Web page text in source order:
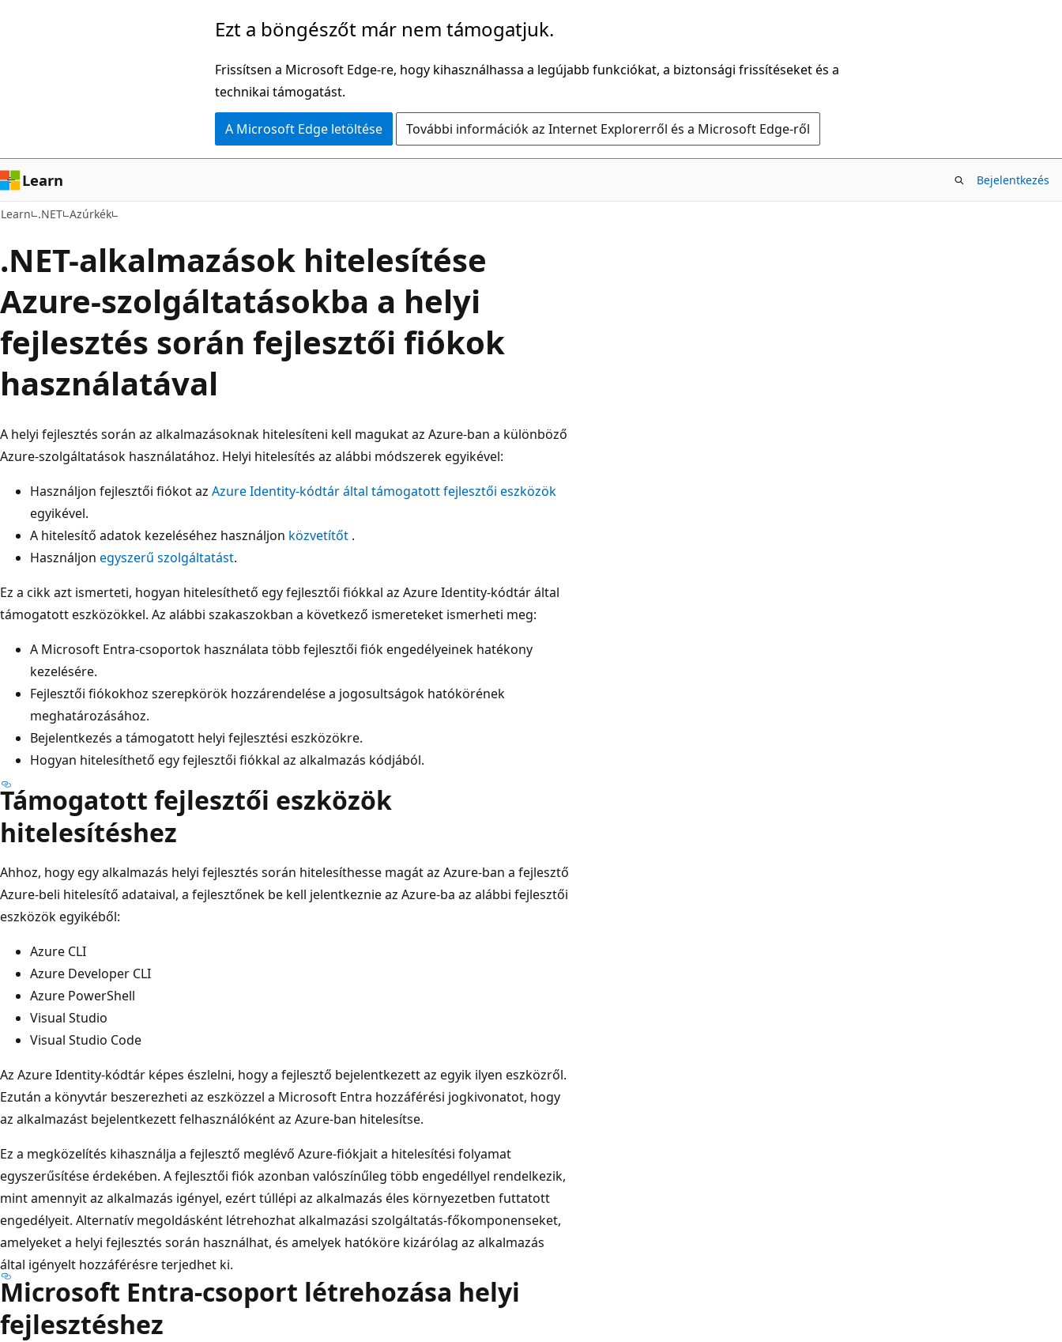
Ezt a böngészőt már nem támogatjuk.
Frissítsen a Microsoft Edge-re, hogy kihasználhassa a legújabb funkciókat, a biztonsági frissítéseket és a
technikai támogatást.
A Microsoft Edge letöltése További információk az Internet Explorerről és a Microsoft Edge-ről
Learn Bejelentkezés
Learn .NET Azúrkék
.NET-alkalmazások hitelesítése
Azure-szolgáltatásokba a helyi
fejlesztés során fejlesztői fiókok
használatával
A helyi fejlesztés során az alkalmazásoknak hitelesíteni kell magukat az Azure-ban a különböző
Azure-szolgáltatások használatához. Helyi hitelesítés az alábbi módszerek egyikével:
Használjon fejlesztői fiókot az Azure Identity-kódtár által támogatott fejlesztői eszközök
egyikével.
A hitelesítő adatok kezeléséhez használjon közvetítőt .
Használjon egyszerű szolgáltatást.
Ez a cikk azt ismerteti, hogyan hitelesíthető egy fejlesztői fiókkal az Azure Identity-kódtár által
támogatott eszközökkel. Az alábbi szakaszokban a következő ismereteket ismerheti meg:
A Microsoft Entra-csoportok használata több fejlesztői fiók engedélyeinek hatékony
kezelésére.
Fejlesztői fiókokhoz szerepkörök hozzárendelése a jogosultságok hatókörének
meghatározásához.
Bejelentkezés a támogatott helyi fejlesztési eszközökre.
Hogyan hitelesíthető egy fejlesztői fiókkal az alkalmazás kódjából.
Támogatott fejlesztői eszközök
hitelesítéshez
Ahhoz, hogy egy alkalmazás helyi fejlesztés során hitelesíthesse magát az Azure-ban a fejlesztő
Azure-beli hitelesítő adataival, a fejlesztőnek be kell jelentkeznie az Azure-ba az alábbi fejlesztői
eszközök egyikéből:
Azure CLI
Azure Developer CLI
Azure PowerShell
Visual Studio
Visual Studio Code
Az Azure Identity-kódtár képes észlelni, hogy a fejlesztő bejelentkezett az egyik ilyen eszközről.
Ezután a könyvtár beszerezheti az eszközzel a Microsoft Entra hozzáférési jogkivonatot, hogy
az alkalmazást bejelentkezett felhasználóként az Azure-ban hitelesítse.
Ez a megközelítés kihasználja a fejlesztő meglévő Azure-fiókjait a hitelesítési folyamat
egyszerűsítése érdekében. A fejlesztői fiók azonban valószínűleg több engedéllyel rendelkezik,
mint amennyit az alkalmazás igényel, ezért túllépi az alkalmazás éles környezetben futtatott
engedélyeit. Alternatív megoldásként létrehozhat alkalmazási szolgáltatás-főkomponenseket,
amelyeket a helyi fejlesztés során használhat, és amelyek hatóköre kizárólag az alkalmazás
által igényelt hozzáférésre terjedhet ki.
Microsoft Entra-csoport létrehozása helyi
fejlesztéshez